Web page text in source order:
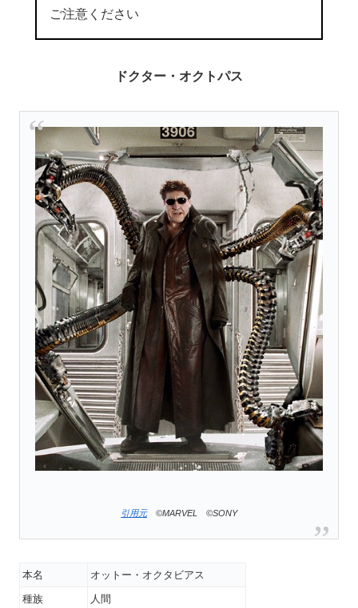
ご注意ください
ドクター・オクトパス
引用元©MARVEL ©SONY
本名
オットー・オクタビアス
種族
人間